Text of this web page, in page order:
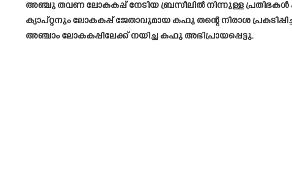
അഞ്ചു തവണ ലോകകപ്പ് നേടിയ ബ്രസീലിൽ നിന്നുള്ള പ്രതിഭകൾ
ക്യാപ്റ്റനും ലോകകപ്പ് ജേതാവുമായ കഫു തന്റെ നിരാശ
അഞ്ചാം ലോകകപ്പിലേക്ക് നയിച്ച കഫു അഭിപ്രായപ്പെട്ടു.